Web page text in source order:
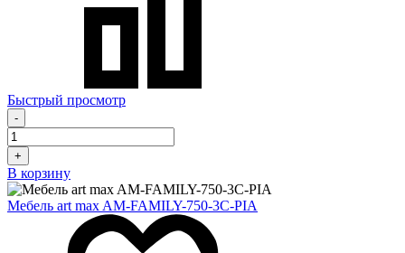
Быстрый просмотр
-
+
В корзину
Мебель art max AM-FAMILY-750-3C-PIA